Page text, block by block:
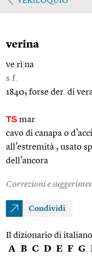
verina
ve rì na
s.f.
1840; forse der. di
TS mar.
cavo di canapa o
all’estremità , usato
dell’ancora
Correzioni e
Condividi
Il dizionario di
A B C D E F G